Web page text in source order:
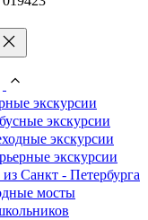
экскурсии
экскурсии
экскурсии
экскурсии
Санкт - Петербурга
мосты